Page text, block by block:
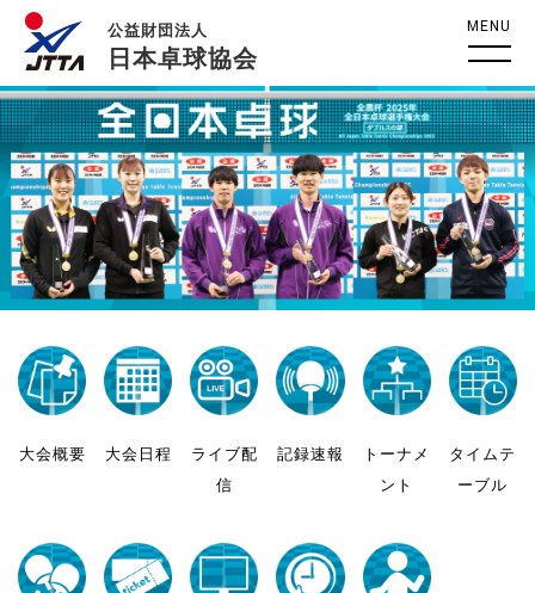
公益財団法人
日本卓球協会
MENU
大会概要 大会日程
ライブ配
信
記録速報
トーナメ
ント
タイムテ
ーブル